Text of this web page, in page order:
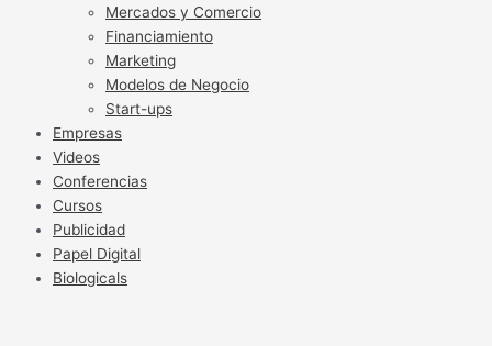
Mercados y Comercio
Financiamiento
Marketing
Modelos de Negocio
Start-ups
Empresas
Videos
Conferencias
Cursos
Publicidad
Papel Digital
Biologicals